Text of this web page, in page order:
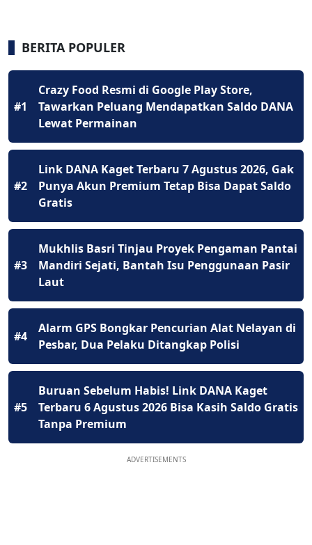
BERITA POPULER
#1
Crazy Food Resmi di Google Play Store,
Tawarkan Peluang Mendapatkan Saldo DANA
Lewat Permainan
#2
Link DANA Kaget Terbaru 7 Agustus 2026, Gak
Punya Akun Premium Tetap Bisa Dapat Saldo
Gratis
#3
Mukhlis Basri Tinjau Proyek Pengaman Pantai
Mandiri Sejati, Bantah Isu Penggunaan Pasir
Laut
#4
Alarm GPS Bongkar Pencurian Alat Nelayan di
Pesbar, Dua Pelaku Ditangkap Polisi
#5
Buruan Sebelum Habis! Link DANA Kaget
Terbaru 6 Agustus 2026 Bisa Kasih Saldo Gratis
Tanpa Premium
ADVERTISEMENTS